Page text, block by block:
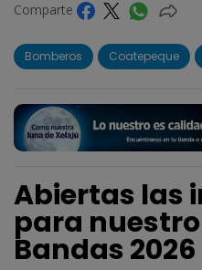
Comparte
Bomberos Coatepeque
Abiertas las
para
Bandas 2026